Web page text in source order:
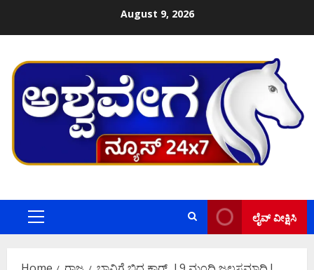
August 9, 2026
Primary
ಲೈವ್ ವೀಕ್ಷಿಸಿ